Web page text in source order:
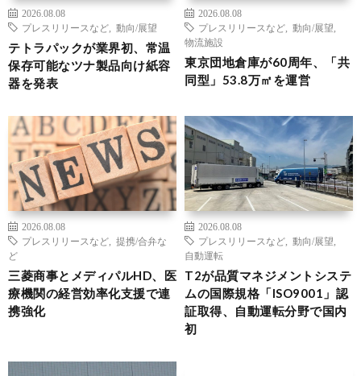
2026.08.08
プレスリリースなど
動向/展望
テトラパックが業界初、常温
保存可能なツナ製品向け紙容
器を発表
2026.08.08
プレスリリースなど
動向/展望
物流施設
東京団地倉庫が60周年、「共
同型」53.8万㎡を運営
2026.08.08
プレスリリースなど
提携/合弁な
ど
三菱商事とメディパルHD、医
療機関の経営効率化支援で連
携強化
2026.08.08
プレスリリースなど
動向/展望
自動運転
T2が品質マネジメントシステ
ムの国際規格「ISO9001」認
証取得、自動運転分野で国内
初